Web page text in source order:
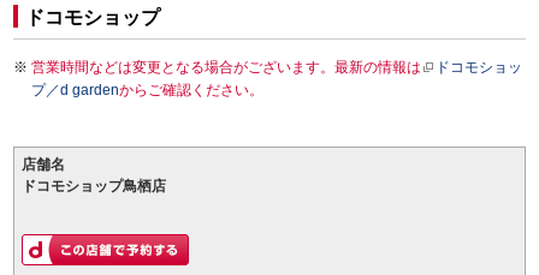
ドコモショップ
営業時間などは変更となる場合がございます。最新の情報は
ドコモショッ
プ／d gardenからご確認ください。
店舗名
ドコモショップ鳥栖店